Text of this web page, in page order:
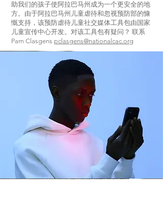
助我们的孩子使阿拉巴马州成为一个更安全的地
方。由于阿拉巴马州儿童虐待和忽视预防部的慷
慨支持，该预防虐待儿童社交媒体工具包由国家
儿童宣传中心开发。对该工具包有疑问？ 联系
Pam Clasgens pclasgens@nationalcac.org